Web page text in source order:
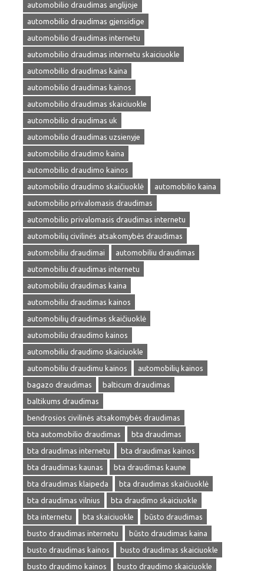
automobilio draudimas anglijoje
automobilio draudimas gjensidige
automobilio draudimas internetu
automobilio draudimas internetu skaiciuokle
automobilio draudimas kaina
automobilio draudimas kainos
automobilio draudimas skaiciuokle
automobilio draudimas uk
automobilio draudimas uzsienyje
automobilio draudimo kaina
automobilio draudimo kainos
automobilio draudimo skaičiuoklė
automobilio kaina
automobilio privalomasis draudimas
automobilio privalomasis draudimas internetu
automobilių civilinės atsakomybės draudimas
automobiliu draudimai
automobiliu draudimas
automobiliu draudimas internetu
automobiliu draudimas kaina
automobiliu draudimas kainos
automobilių draudimas skaičiuoklė
automobiliu draudimo kainos
automobiliu draudimo skaiciuokle
automobiliu draudimu kainos
automobilių kainos
bagazo draudimas
balticum draudimas
baltikums draudimas
bendrosios civilinės atsakomybės draudimas
bta automobilio draudimas
bta draudimas
bta draudimas internetu
bta draudimas kainos
bta draudimas kaunas
bta draudimas kaune
bta draudimas klaipeda
bta draudimas skaičiuoklė
bta draudimas vilnius
bta draudimo skaiciuokle
bta internetu
bta skaiciuokle
būsto draudimas
busto draudimas internetu
būsto draudimas kaina
busto draudimas kainos
busto draudimas skaiciuokle
busto draudimo kainos
busto draudimo skaiciuokle